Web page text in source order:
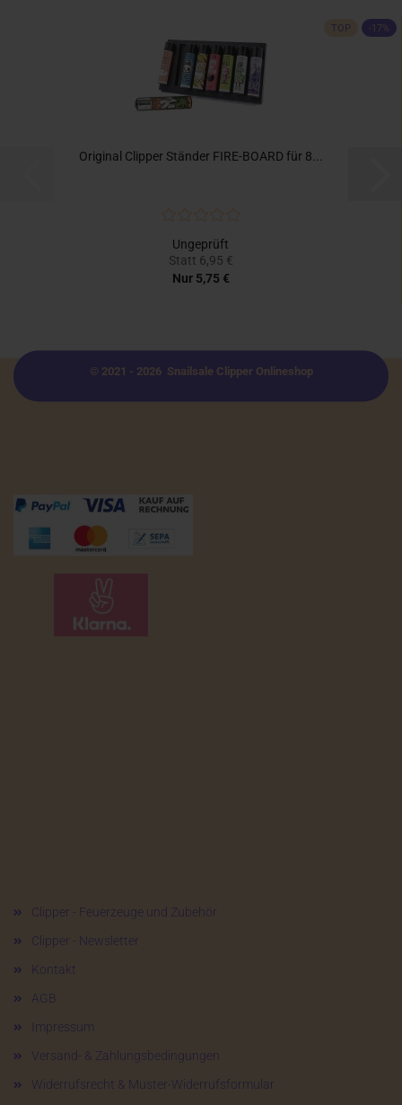
TOP -17%
Original Clipper Ständer FIRE-BOARD für 8...
Ungeprüft
Statt 6,95 €
Nur 5,75 €
© 2021 - 2026 Snailsale Clipper Onlineshop
Clipper - Feuerzeuge und Zubehör
Clipper - Newsletter
Kontakt
AGB
Impressum
Versand- & Zahlungsbedingungen
Widerrufsrecht & Muster-Widerrufsformular